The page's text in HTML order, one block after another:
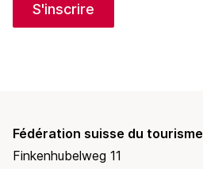
S'inscrire
Fédération suisse du tourisme
Finkenhubelweg 11